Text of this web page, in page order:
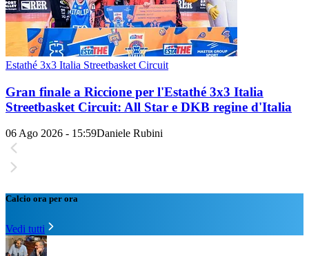
Estathé 3x3 Italia Streetbasket Circuit
Gran finale a Riccione per l'Estathé 3x3 Italia
Streetbasket Circuit: All Star e DKB regine d'Italia
06 Ago 2026 - 15:59Daniele Rubini
Calcio ora per ora
Vedi tutti